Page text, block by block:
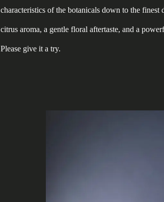
characteristics of the botanicals down to the
citrus aroma, a gentle floral aftertaste, and a
Please give it a try.